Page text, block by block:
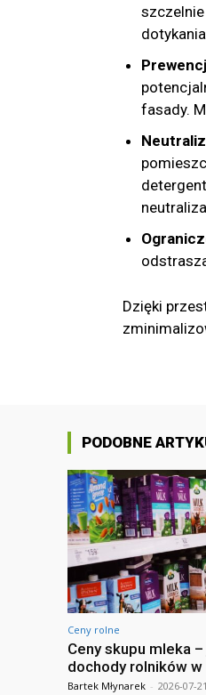
fasady.
Dzięki
PODOBNE
Ceny rolne
Ceny skupu mleka
dochody rolników w
Bartek Młynarek - 2026-07-21